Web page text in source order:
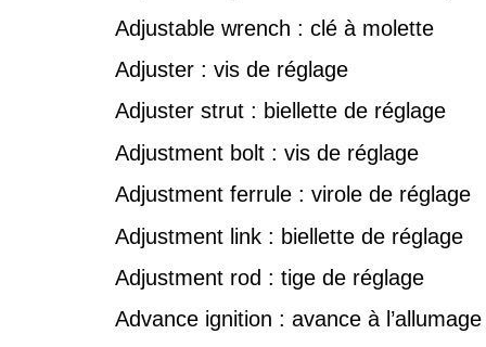
Adjustable wrench : clé à molette
Adjuster : vis de réglage
Adjuster strut : biellette de réglage
Adjustment bolt : vis de réglage
Adjustment ferrule : virole de réglage
Adjustment link : biellette de réglage
Adjustment rod : tige de réglage
Advance ignition : avance à l’allumage